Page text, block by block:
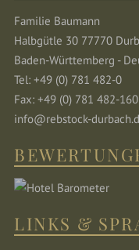
Familie Baumann
Halbgütle 30 77770
Baden-Württemberg -
Tel: +49 (0) 781 482-0
Fax: +49 (0) 781 482-160
info@rebstock-
LINKS &